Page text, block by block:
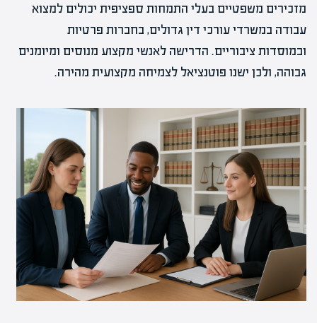
מזכירים משפטיים בעלי התמחות ספציפית יכולים למצוא
עבודה במשרדי עורכי דין גדולים, בחברות פרטיות
ובמוסדות ציבוריים. הדרישה לאנשי מקצוע מנוסים ומיומנים
גבוהה, ולכן ישנו פוטנציאל לצמיחה מקצועית מהירה.